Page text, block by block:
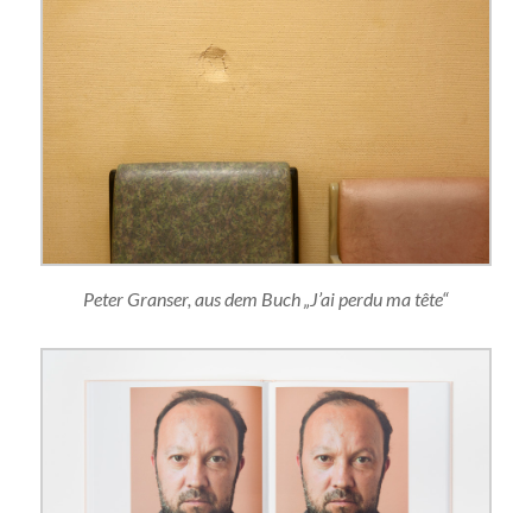
Peter Granser, aus dem Buch „J’ai perdu ma tête“